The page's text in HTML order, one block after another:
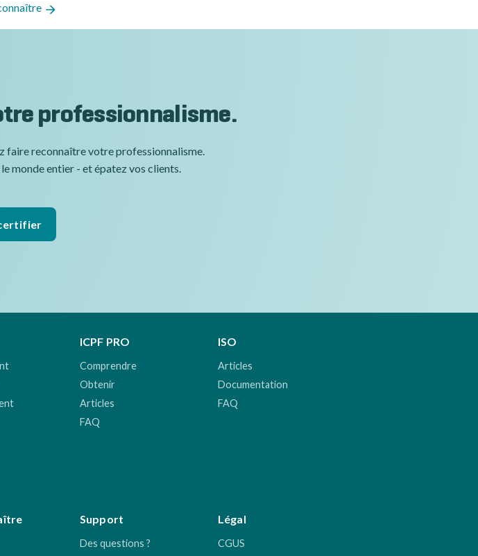
professionnalisme.
faire reconnaître votre professionnalisme.
monde entier - et épatez vos clients.
ICPF PRO
Comprendre
Obtenir
Articles
FAQ
ISO
Articles
Documentation
FAQ
Support
Des questions ?
Légal
CGUS